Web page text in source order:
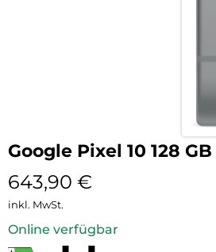
Google Pixel 10 128
643,90 €
inkl. MwSt.
Online verfügbar